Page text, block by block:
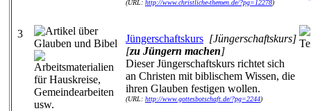
(URL: http://www.christliche-themen.de/?pg=12278)
3 Jüngerschaftskurs [Jüngerschaftskurs]
[zu Jüngern machen]
Dieser Jüngerschaftskurs richtet sich
an Christen mit biblischem Wissen, die
ihren Glauben festigen wollen.
(URL: http://www.gottesbotschaft.de/?pg=2244)